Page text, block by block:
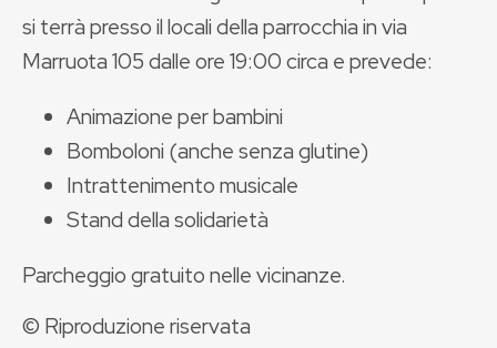
si terrà presso il locali della parrocchia in via
Marruota 105 dalle ore 19:00 circa e prevede:
Animazione per bambini
Bomboloni (anche senza glutine)
Intrattenimento musicale
Stand della solidarietà
Parcheggio gratuito nelle vicinanze.
© Riproduzione riservata